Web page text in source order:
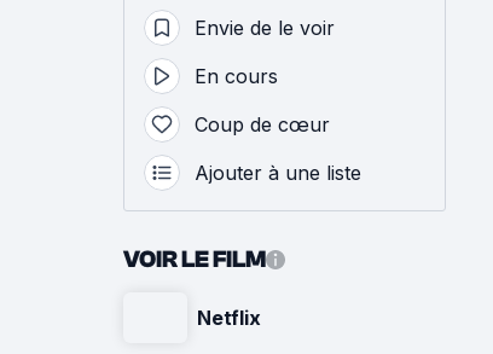
Envie de le voir
En cours
Coup de cœur
Ajouter à une liste
VOIR LE FILM
Netflix